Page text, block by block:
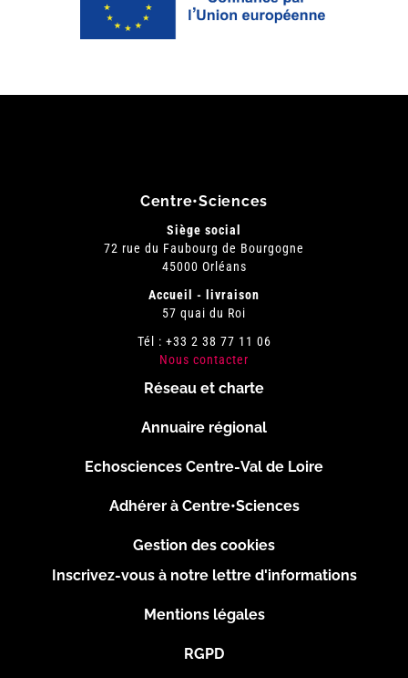
Centre•Sciences
Siège social
72 rue du Faubourg de Bourgogne
45000 Orléans
Accueil - livraison
57 quai du Roi
Tél : +33 2 38 77 11 06
Nous contacter
page
Réseau et charte
Annuaire régional
Echosciences Centre-Val de Loire
Adhérer à Centre•Sciences
Gestion des cookies
Inscrivez-vous à notre lettre d'informations
Mentions légales
RGPD